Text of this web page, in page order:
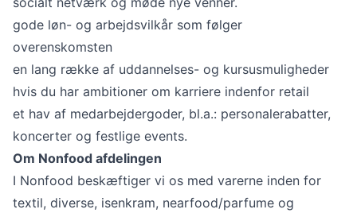
gode løn- og arbejdsvilkår som følger
overenskomsten
en lang række af uddannelses- og kursusmuligheder
hvis du har ambitioner om karriere indenfor retail
et hav af medarbejdergoder, bl.a.: personalerabatter,
koncerter og festlige events.
Om Nonfood afdelingen
I Nonfood beskæftiger vi os med varerne inden for
textil, diverse, isenkram, nearfood/parfume og